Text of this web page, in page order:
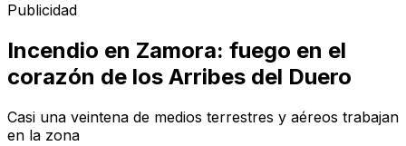
Publicidad
Incendio en Zamora: fuego en el
corazón de los Arribes del Duero
Casi una veintena de medios terrestres y aéreos trabajan
en la zona